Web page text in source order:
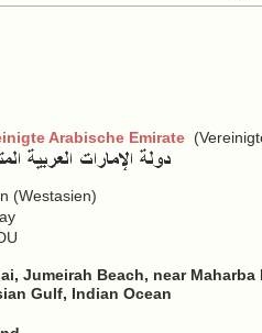
Arabische Emirate
(Westasien)
Jumeirah Beach, near Maharba
Gulf, Indian Ocean